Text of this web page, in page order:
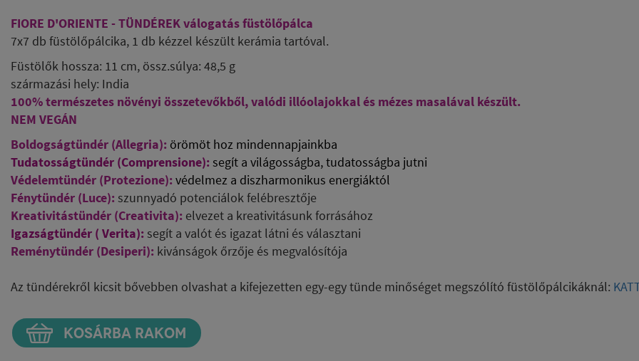
FIORE D'ORIENTE - TÜNDÉREK válogatás füstölőpálca
7x7 db füstölőpálcika, 1 db kézzel készült kerámia tartóval.
Füstölők hossza: 11 cm, össz.súlya: 48,5 g
származási hely: India
100% természetes növényi összetevőkből, valódi illóolajokkal és mézes masalával készült.
NEM VEGÁN
Boldogságtündér (Allegria): örömöt hoz mindennapjainkba
Tudatosságtündér (Comprensione):segít a világosságba, tudatosságba jutni
Védelemtündér (Protezione):védelmez a diszharmonikus energiáktól
Fénytündér (Luce): szunnyadó potenciálok felébresztője
Kreativitástündér (Creativita): elvezet a kreativitásunk forrásához
Igazságtündér ( Verita): segít a valót és igazat látni és választani
Reménytündér (Desiperi): kivánságok őrzője és megvalósítója
Az tündérekről kicsit bővebben olvashat a kifejezetten egy-egy tünde minőséget megszólító füstölőpálcikáknál:
KOSÁRBA RAKOM